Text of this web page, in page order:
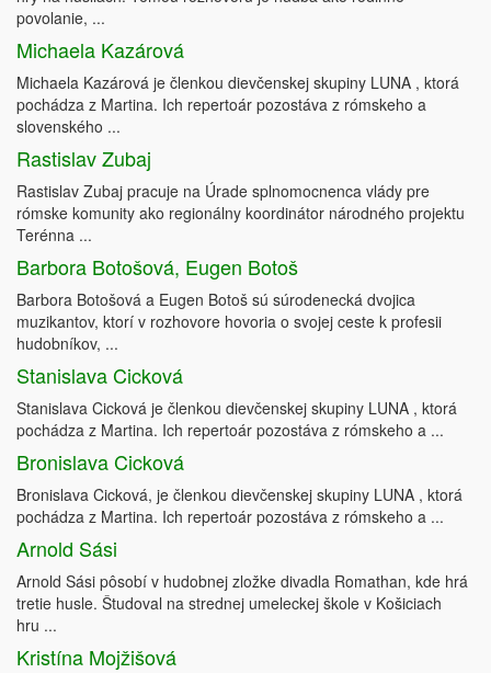
povolanie, ...
Michaela Kazárová
Michaela Kazárová je členkou dievčenskej skupiny LUNA , ktorá
pochádza z Martina. Ich repertoár pozostáva z rómskeho a
slovenského ...
Rastislav Zubaj
Rastislav Zubaj pracuje na Úrade splnomocnenca vlády pre
rómske komunity ako regionálny koordinátor národného projektu
Terénna ...
Barbora Botošová, Eugen Botoš
Barbora Botošová a Eugen Botoš sú súrodenecká dvojica
muzikantov, ktorí v rozhovore hovoria o svojej ceste k profesii
hudobníkov, ...
Stanislava Cicková
Stanislava Cicková je členkou dievčenskej skupiny LUNA , ktorá
pochádza z Martina. Ich repertoár pozostáva z rómskeho a ...
Bronislava Cicková
Bronislava Cicková, je členkou dievčenskej skupiny LUNA , ktorá
pochádza z Martina. Ich repertoár pozostáva z rómskeho a ...
Arnold Sási
Arnold Sási pôsobí v hudobnej zložke divadla Romathan, kde hrá
tretie husle. Študoval na strednej umeleckej škole v Košiciach
hru ...
Kristína Mojžišová